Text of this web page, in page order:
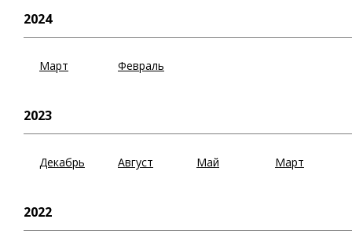
2024
Март Февраль
2023
Декабрь Август Май Март
2022